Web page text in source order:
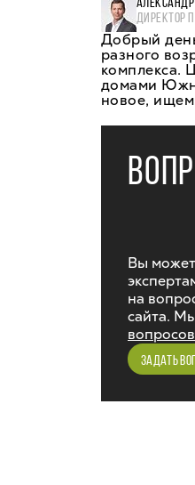
ДИРЕКТОР
Добрый
разного
комплекса.
домами
новое,
Вы
на
сайта.
вопросов
ЗАДАТЬ